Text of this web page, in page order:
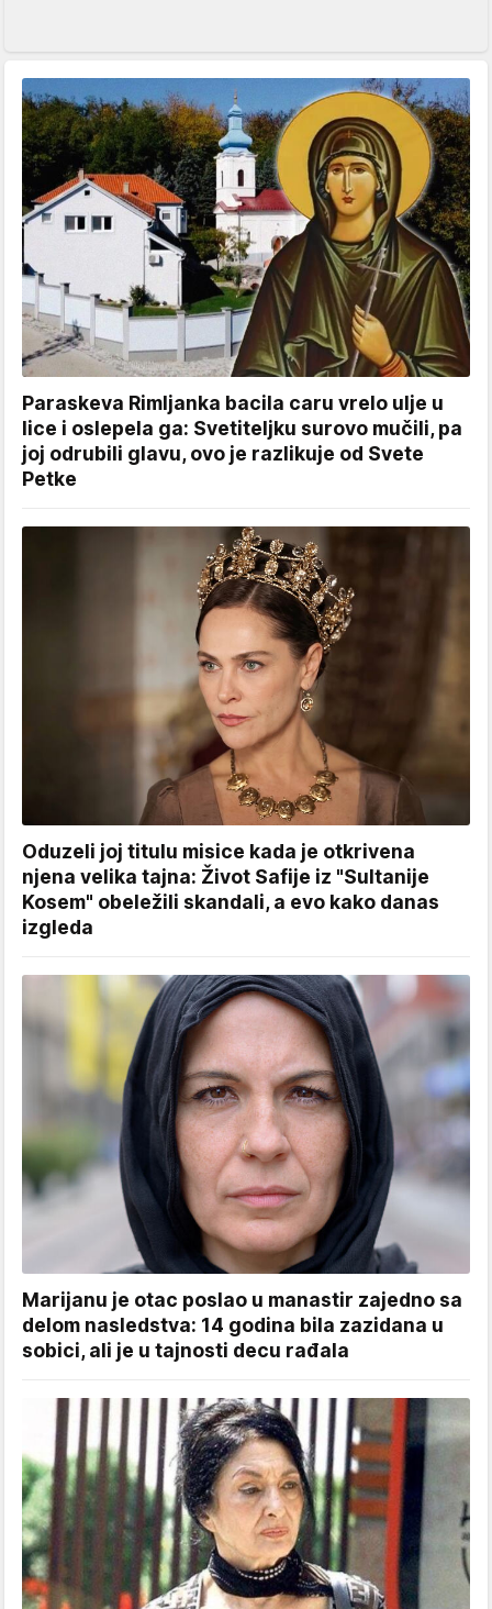
Paraskeva Rimljanka bacila caru vrelo ulje u
lice i oslepela ga: Svetiteljku surovo mučili, pa
joj odrubili glavu, ovo je razlikuje od Svete
Petke
Oduzeli joj titulu misice kada je otkrivena
njena velika tajna: Život Safije iz "Sultanije
Kosem" obeležili skandali, a evo kako danas
izgleda
Marijanu je otac poslao u manastir zajedno sa
delom nasledstva: 14 godina bila zazidana u
sobici, ali je u tajnosti decu rađala